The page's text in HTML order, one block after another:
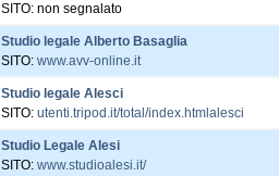
SITO: non segnalato
Studio legale Alberto Basaglia
SITO: www.avv-online.it
Studio legale Alesci
SITO: utenti.tripod.it/total/index.htmlalesci
Studio Legale Alesi
SITO: www.studioalesi.it/